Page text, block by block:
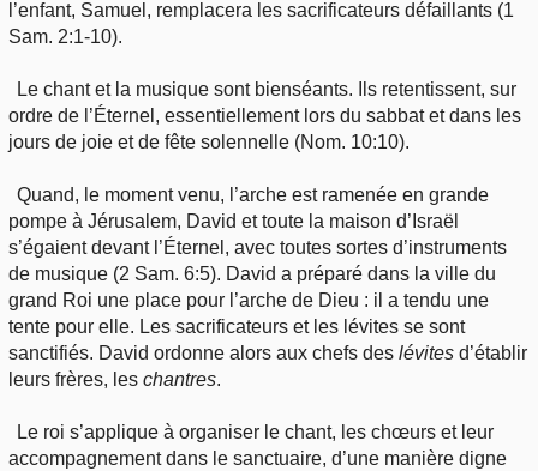
l’enfant, Samuel, remplacera les sacrificateurs défaillants (1
Sam. 2:1-10).
Le chant et la musique sont bienséants. Ils retentissent, sur
ordre de l’Éternel, essentiellement lors du sabbat et dans les
jours de joie et de fête solennelle (Nom. 10:10).
Quand, le moment venu, l’arche est ramenée en grande
pompe à Jérusalem, David et toute la maison d’Israël
s’égaient devant l’Éternel, avec toutes sortes d’instruments
de musique (2 Sam. 6:5). David a préparé dans la ville du
grand Roi une place pour l’arche de Dieu : il a tendu une
tente pour elle. Les sacrificateurs et les lévites se sont
sanctifiés. David ordonne alors aux chefs des lévites d’établir
leurs frères, les chantres.
Le roi s’applique à organiser le chant, les chœurs et leur
accompagnement dans le sanctuaire, d’une manière digne